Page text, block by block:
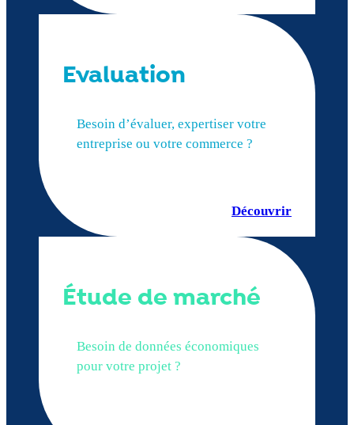
Evaluation
Besoin d’évaluer, expertiser votre
entreprise ou votre commerce ?
Découvrir
Étude de marché
Besoin de données économiques
pour votre projet ?